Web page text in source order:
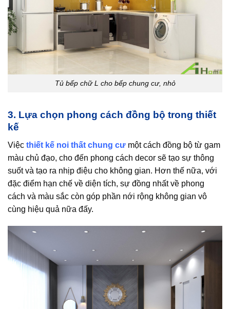
Tủ bếp chữ L cho bếp chung cư, nhỏ
3. Lựa chọn phong cách đồng bộ trong thiết
kế
Việc thiết kế noi thất chung cư một cách đồng bộ từ gam
màu chủ đạo, cho đến phong cách decor sẽ tạo sự thông
suốt và tạo ra nhịp điệu cho không gian. Hơn thế nữa, với
đặc điểm hạn chế về diện tích, sự đồng nhất về phong
cách và màu sắc còn góp phần nới rộng không gian vô
cùng hiệu quả nữa đấy.